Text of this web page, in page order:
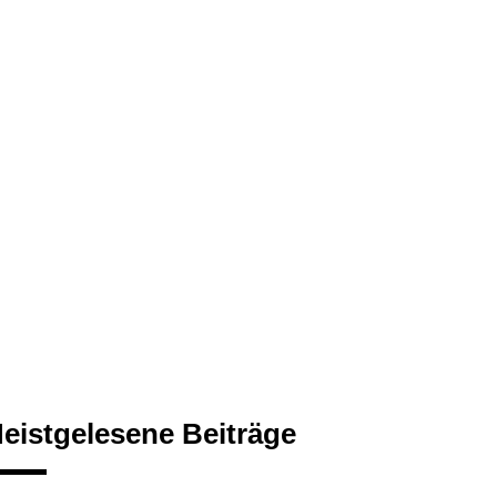
Beiträge